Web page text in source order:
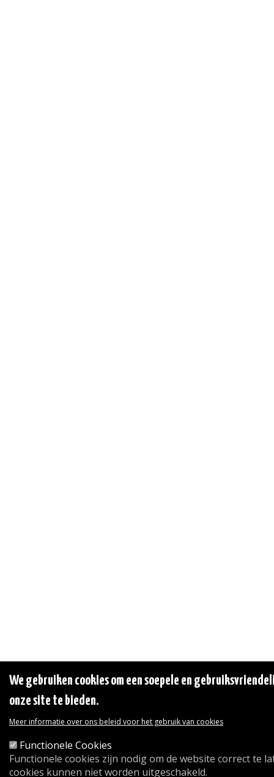
We gebruiken cookies om een soepele en
onze site te bieden.
Meer informatie over ons beleid voor het gebruik van cookies
Functionele Cookies
Functionele cookies zijn nodig om de website correct te
cookies kunnen niet worden uitgeschakeld.